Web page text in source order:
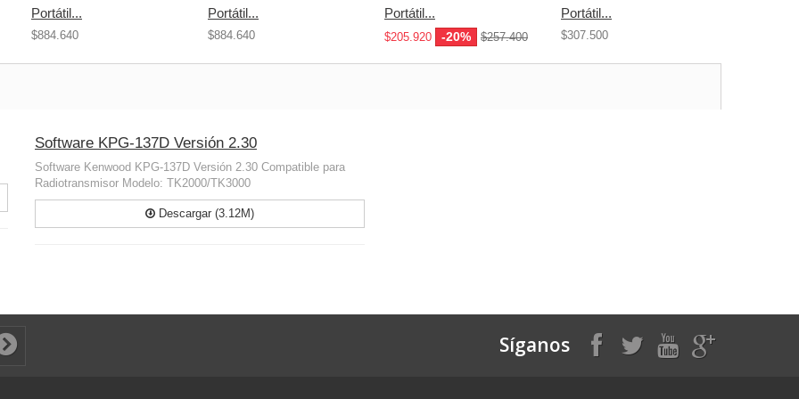
Portátil...
$884.640
Portátil...
$884.640
Portátil...
$205.920 -20% $257.400
Portátil...
$307.500
Software KPG-137D Versión 2.30
Software Kenwood KPG-137D Versión 2.30 Compatible para
Radiotransmisor Modelo: TK2000/TK3000
Descargar (3.12M)
Síganos